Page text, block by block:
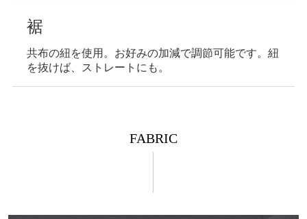
裾
共布の紐を使用。お好みの加減で調節可能です。紐
を抜けば、ストレートにも。
FABRIC